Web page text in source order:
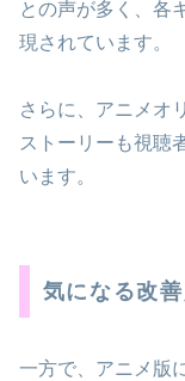
との声が多く、各
現されています。
さらに、アニメオ
ストーリーも視聴
います。
気になる改
一方で、アニメ版